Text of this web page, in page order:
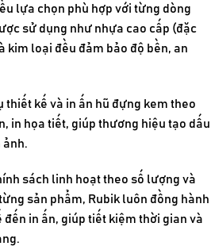
lựa chọn phù hợp với từng dòng
sử dụng như nhựa cao cấp (đặc
kim loại đều đảm bảo độ bền, an
thiết kế và in ấn hũ đựng kem theo
in họa tiết, giúp thương hiệu tạo dấu
ảnh.
sách linh hoạt theo số lượng và
sản phẩm, Rubik luôn đồng hành
in ấn, giúp tiết kiệm thời gian và